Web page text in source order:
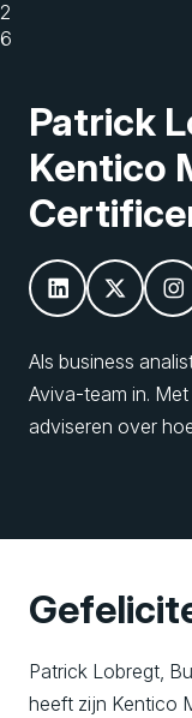
2
6
Patrick
Kentico
Als business
Aviva-team in.
adviseren over
Patrick Lobregt,
heeft zijn Kentico